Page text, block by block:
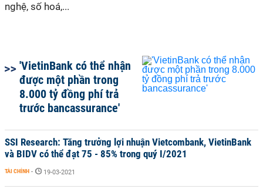
nghệ, số hoá,...
'VietinBank có thể nhận
được một phần trong
8.000 tỷ đồng phí trả
trước bancassurance'
SSI Research: Tăng trưởng lợi nhuận Vietcombank, VietinBank
và BIDV có thể đạt 75 - 85% trong quý I/2021
TÀI CHÍNH - 19-03-2021